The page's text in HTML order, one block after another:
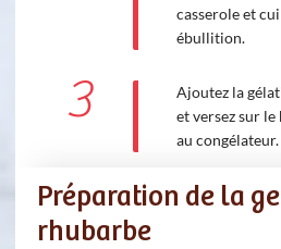
casserole et
ébullition.
3
Ajoutez la
et versez sur
au congélateur.
Préparation de la
rhubarbe